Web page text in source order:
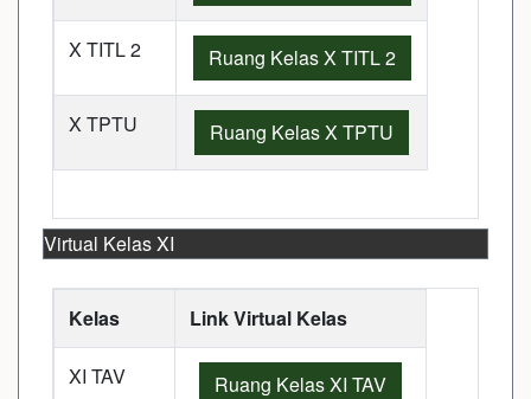
X TITL 2 Ruang Kelas X TITL 2
X TPTU Ruang Kelas X TPTU
Virtual Kelas XI
Kelas Link Virtual Kelas
XI TAV Ruang Kelas XI TAV